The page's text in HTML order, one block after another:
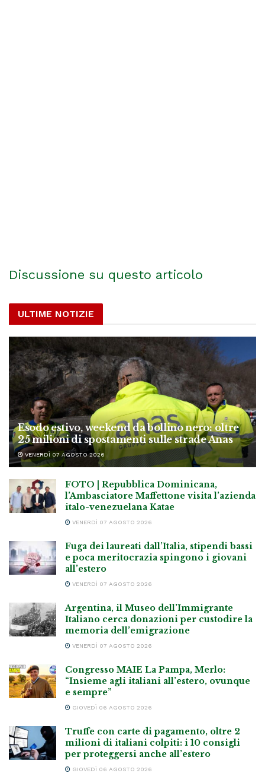
Discussione su questo articolo
ULTIME NOTIZIE
Esodo estivo, weekend da bollino nero: oltre
25 milioni di spostamenti sulle strade Anas
VENERDÌ 07 AGOSTO 2026
FOTO | Repubblica Dominicana,
l’Ambasciatore Maffettone visita l’azienda
italo-venezuelana Katae
VENERDÌ 07 AGOSTO 2026
Fuga dei laureati dall’Italia, stipendi bassi
e poca meritocrazia spingono i giovani
all’estero
VENERDÌ 07 AGOSTO 2026
Argentina, il Museo dell’Immigrante
Italiano cerca donazioni per custodire la
memoria dell’emigrazione
VENERDÌ 07 AGOSTO 2026
Congresso MAIE La Pampa, Merlo:
“Insieme agli italiani all’estero, ovunque
e sempre”
GIOVEDÌ 06 AGOSTO 2026
Truffe con carte di pagamento, oltre 2
milioni di italiani colpiti: i 10 consigli
per proteggersi anche all’estero
GIOVEDÌ 06 AGOSTO 2026